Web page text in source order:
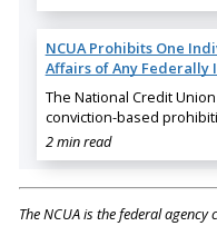
NCUA Prohibits One
Affairs of Any
The National Credit
conviction-based
2 min read
The NCUA is the federal agency